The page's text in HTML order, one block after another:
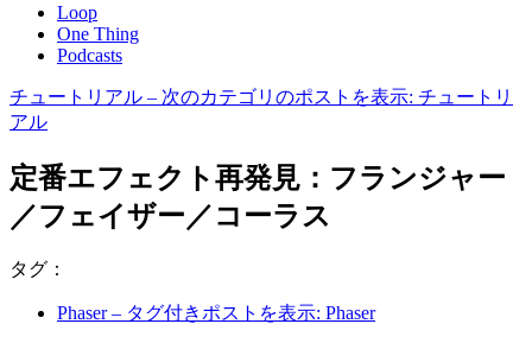
Loop
One Thing
Podcasts
チュートリアル – 次のカテゴリのポストを表示: チュートリ
アル
定番エフェクト再発見：フランジャー
／フェイザー／コーラス
タグ：
Phaser– タグ付きポストを表示: Phaser